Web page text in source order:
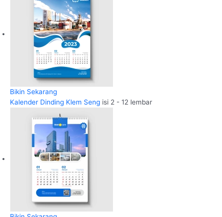
Bikin Sekarang
Kalender Dinding Klem Seng isi 2 - 12 lembar